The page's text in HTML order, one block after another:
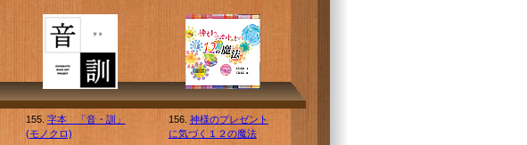
155. 字本 「音・訓」
(モノクロ)
156. 神様のプレゼント
に気づく１２の魔法